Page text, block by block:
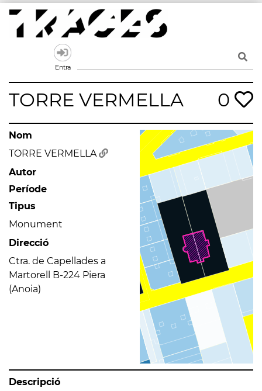
Skip
content
Un mapa de la memòria obert a tothom
Entra
TORRE VERMELLA 0
Nom
TORRE VERMELLA
Autor
Període
Tipus
Monument
Direcció
Ctra. de Capellades a
Martorell B-224 Piera
(Anoia)
Descripció